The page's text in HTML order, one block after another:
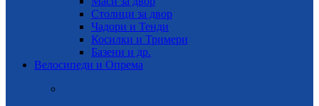
Столици за двор
Чадори и Тенди
Косилки и Тримери
Базени и др.
Велосипеди и Опрема